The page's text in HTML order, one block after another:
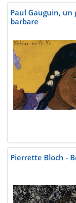
Paul Gauguin, un
barbare
Pierrette Bloch -